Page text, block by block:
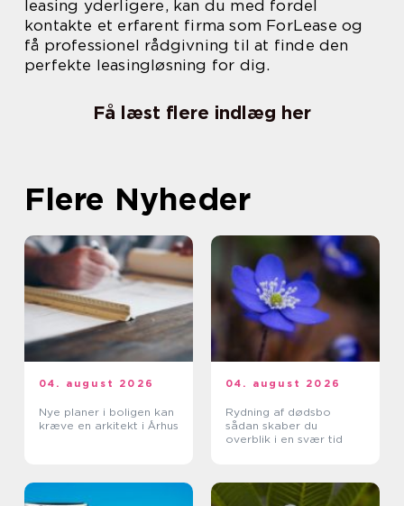
leasing yderligere, kan du med fordel
kontakte et erfarent firma som ForLease og
få professionel rådgivning til at finde den
perfekte leasingløsning for dig.
Få læst flere indlæg her
Flere Nyheder
04. august 2026
Nye planer i boligen kan
kræve en arkitekt i Århus
04. august 2026
Rydning af dødsbo
sådan skaber du
overblik i en svær tid